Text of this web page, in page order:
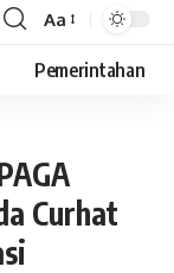
Aa
Pemerintahan
Curhat